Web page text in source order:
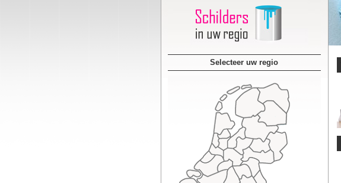
Selecteer uw regio